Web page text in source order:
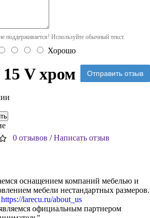
поддерживается! Используйте обычный текст.
Хорошо
Отправить отзыв
V хром
0 отзывов /Написать отзыв
оснащением компаний мебелью и
мебели нестандартных размеров.
https://larecu.ru/about_us
официальным партнером